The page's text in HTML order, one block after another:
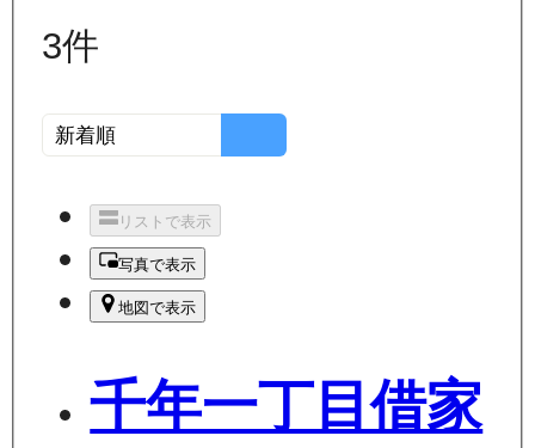
3件
リストで表示
写真で表示
地図で表示
千年一丁目借家